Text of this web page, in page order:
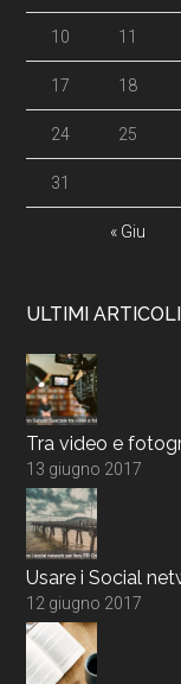
« Giu
10 11
17 18
24 25
31
ULTIMI ARTICOLI
Tra video e
13 giugno 2017
Usare i Social
12 giugno 2017